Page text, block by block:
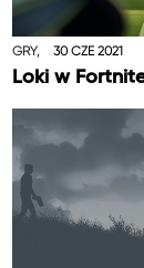
GRY, 30 CZE 2021
Loki w